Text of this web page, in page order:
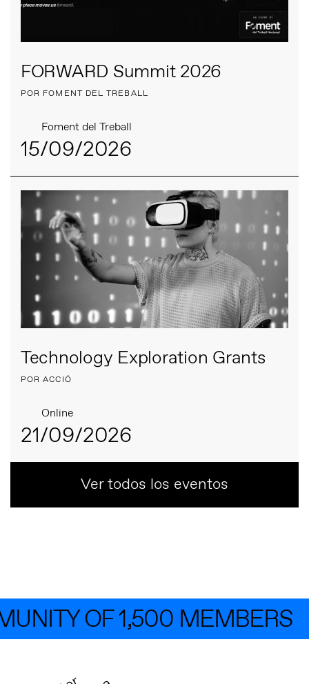
FORWARD Summit 2026
POR FOMENT DEL TREBALL
Foment del Treball
15/09/2026
Technology Exploration Grants
POR ACCIÓ
Online
21/09/2026
Ver todos los eventos
OF 1,500 MEMBERS